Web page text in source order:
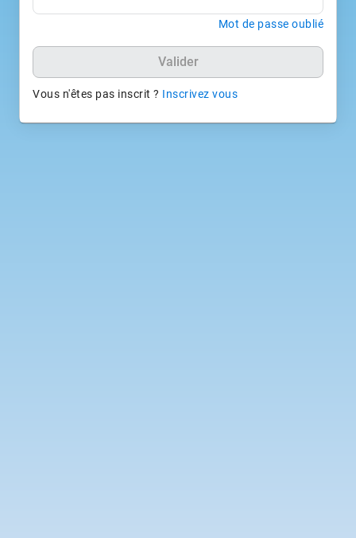
Mot de passe oublié
Valider
Vous n'êtes pas inscrit ? Inscrivez vous